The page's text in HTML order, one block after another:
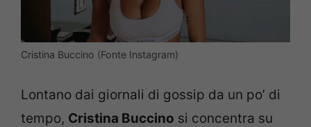
Cristina Buccino (Fonte Instagram)
Lontano dai giornali di gossip da un po’ di
tempo, Cristina Buccino si concentra su